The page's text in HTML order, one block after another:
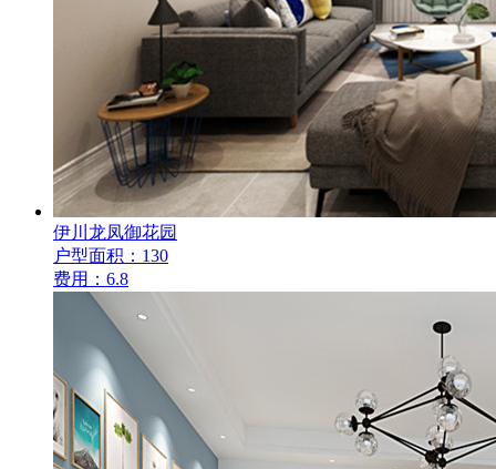
伊川龙凤御花园
户型面积：130
费用：6.8